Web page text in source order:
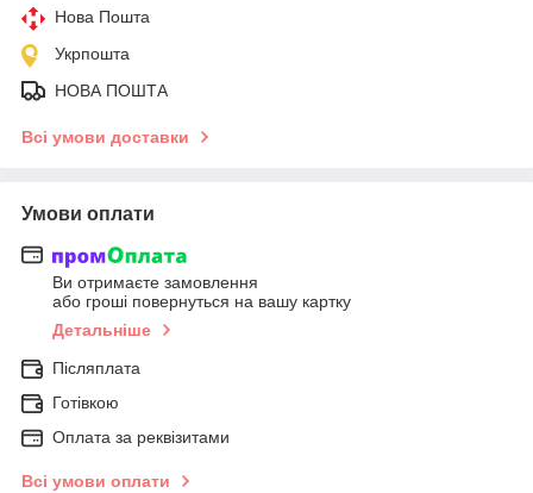
Нова Пошта
Укрпошта
НОВА ПОШТА
Всі умови доставки
Умови оплати
Ви отримаєте замовлення
або гроші повернуться на вашу картку
Детальніше
Післяплата
Готівкою
Оплата за реквізитами
Всі умови оплати